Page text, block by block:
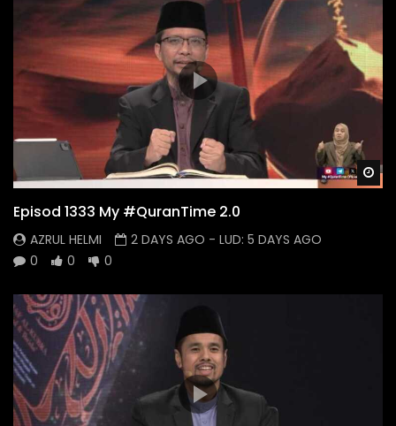
Episod 1333 My #QuranTime 2.0
AZRUL HELMI 2 DAYS AGO - LUD: 5 DAYS AGO
0
0 0